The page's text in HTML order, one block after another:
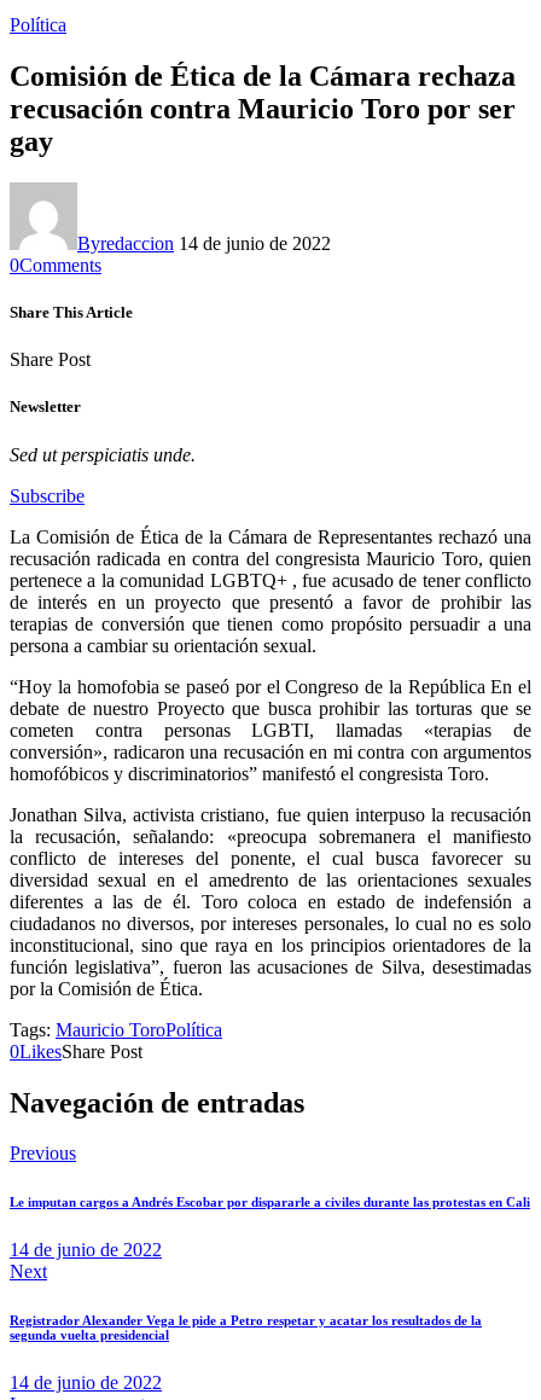
Política
Comisión de Ética de la Cámara rechaza
recusación contra Mauricio Toro por ser
gay
Byredaccion 14 de junio de 2022
0Comments
Share This Article
Share Post
Newsletter
Sed ut perspiciatis unde.
Subscribe
La Comisión de Ética de la Cámara de Representantes rechazó una
recusación radicada en contra del congresista Mauricio Toro, quien
pertenece a la comunidad LGBTQ+ , fue acusado de tener conflicto
de interés en un proyecto que presentó a favor de prohibir las
terapias de conversión que tienen como propósito persuadir a una
persona a cambiar su orientación sexual.
“Hoy la homofobia se paseó por el Congreso de la República En el
debate de nuestro Proyecto que busca prohibir las torturas que se
cometen contra personas LGBTI, llamadas «terapias de
conversión», radicaron una recusación en mi contra con argumentos
homofóbicos y discriminatorios” manifestó el congresista Toro.
Jonathan Silva, activista cristiano, fue quien interpuso la recusación
la recusación, señalando: «preocupa sobremanera el manifiesto
conflicto de intereses del ponente, el cual busca favorecer su
diversidad sexual en el amedrento de las orientaciones sexuales
diferentes a las de él. Toro coloca en estado de indefensión a
ciudadanos no diversos, por intereses personales, lo cual no es solo
inconstitucional, sino que raya en los principios orientadores de la
función legislativa”, fueron las acusaciones de Silva, desestimadas
por la Comisión de Ética.
Tags: Mauricio ToroPolítica
0LikesShare Post
Navegación de entradas
Previous
Le imputan cargos a Andrés Escobar por dispararle a civiles durante las protestas en Cali
14 de junio de 2022
Next
Registrador Alexander Vega le pide a Petro respetar y acatar los resultados de la
segunda vuelta presidencial
14 de junio de 2022